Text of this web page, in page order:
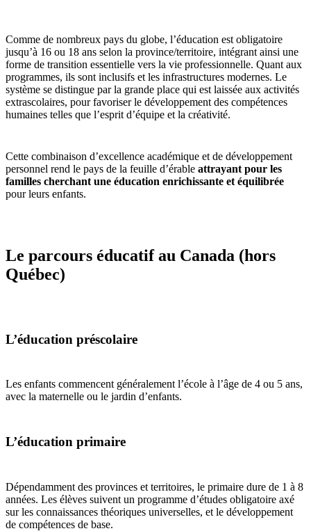
Comme de nombreux pays du globe, l’éducation est obligatoire
jusqu’à 16 ou 18 ans selon la province/territoire, intégrant ainsi une
forme de transition essentielle vers la vie professionnelle. Quant aux
programmes, ils sont inclusifs et les infrastructures modernes. Le
système se distingue par la grande place qui est laissée aux activités
extrascolaires, pour favoriser le développement des compétences
humaines telles que l’esprit d’équipe et la créativité.
Cette combinaison d’excellence académique et de développement
personnel rend le pays de la feuille d’érable attrayant pour les
familles cherchant une éducation enrichissante et équilibrée
pour leurs enfants.
Le parcours éducatif au Canada (hors
Québec)
L’éducation préscolaire
Les enfants commencent généralement l’école à l’âge de 4 ou 5 ans,
avec la maternelle ou le jardin d’enfants.
L’éducation primaire
Dépendamment des provinces et territoires, le primaire dure de 1 à 8
années. Les élèves suivent un programme d’études obligatoire axé
sur les connaissances théoriques universelles, et le développement
de compétences de base.